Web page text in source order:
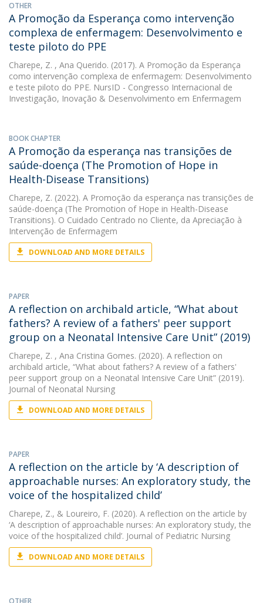
OTHER
A Promoção da Esperança como intervenção
complexa de enfermagem: Desenvolvimento e
teste piloto do PPE
Charepe, Z. , Ana Querido. (2017). A Promoção da Esperança
como intervenção complexa de enfermagem: Desenvolvimento
e teste piloto do PPE. NursID - Congresso Internacional de
Investigação, Inovação & Desenvolvimento em Enfermagem
BOOK CHAPTER
A Promoção da esperança nas transições de
saúde-doença (The Promotion of Hope in
Health-Disease Transitions)
Charepe, Z. (2022). A Promoção da esperança nas transições de
saúde-doença (The Promotion of Hope in Health-Disease
Transitions). O Cuidado Centrado no Cliente, da Apreciação à
Intervenção de Enfermagem
DOWNLOAD AND MORE DETAILS
PAPER
A reflection on archibald article, “What about
fathers? A review of a fathers' peer support
group on a Neonatal Intensive Care Unit” (2019)
Charepe, Z. , Ana Cristina Gomes. (2020). A reflection on
archibald article, “What about fathers? A review of a fathers'
peer support group on a Neonatal Intensive Care Unit” (2019).
Journal of Neonatal Nursing
DOWNLOAD AND MORE DETAILS
PAPER
A reflection on the article by ‘A description of
approachable nurses: An exploratory study, the
voice of the hospitalized child’
Charepe, Z., & Loureiro, F. (2020). A reflection on the article by
‘A description of approachable nurses: An exploratory study, the
voice of the hospitalized child’. Journal of Pediatric Nursing
DOWNLOAD AND MORE DETAILS
OTHER